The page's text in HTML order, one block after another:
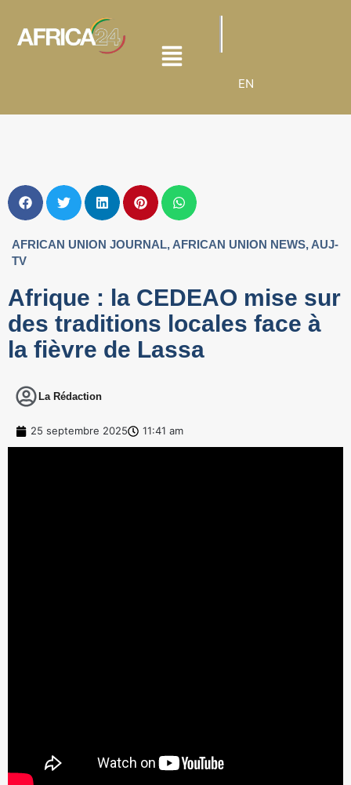
EN
AFRICAN UNION JOURNAL, AFRICAN UNION NEWS, AUJ-
TV
Afrique : la CEDEAO mise sur
des traditions locales face à
la fièvre de Lassa
La Rédaction
25 septembre 2025 11:41 am